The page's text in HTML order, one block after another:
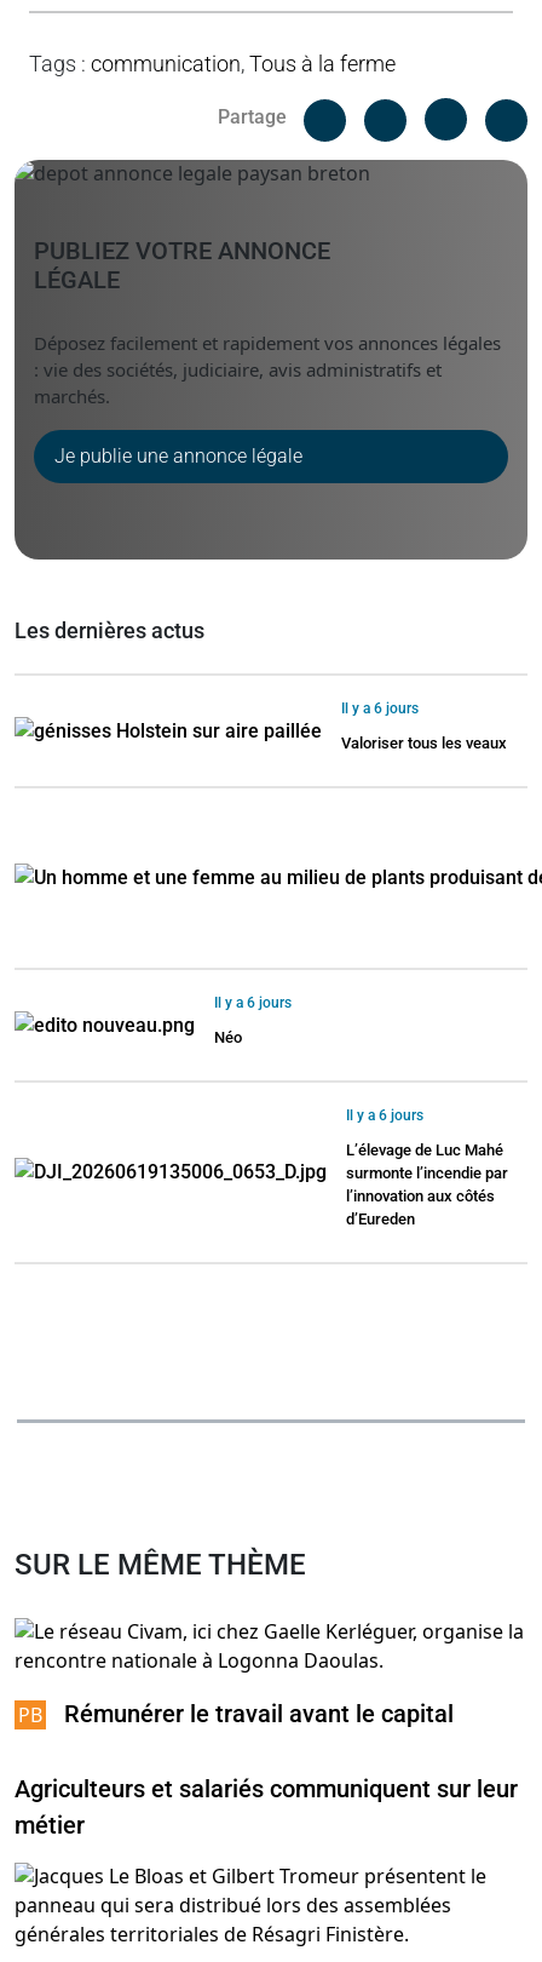
Tags : communication,Tous à la ferme
Partage
Facebook
Linked
PUBLIEZ VOTRE ANNONCE
LÉGALE
Déposez facilement et rapidement vos annonces légales
: vie des sociétés, judiciaire, avis administratifs et
marchés.
Je publie une annonce légale
Les dernières actus
Il y a 6 jours
Valoriser tous les veaux
Il y a 6 jours
Néo
Il y a 6 jours
L’élevage de Luc Mahé
surmonte l’incendie par
l’innovation aux côtés
d’Eureden
SUR LE MÊME THÈME
Rémunérer le travail avant le capital
Agriculteurs et salariés communiquent sur leur
métier